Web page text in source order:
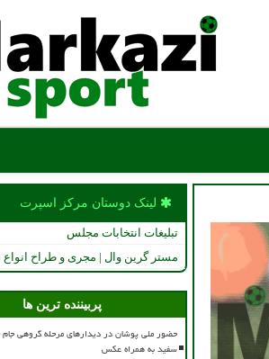
لینک دوستان مركز اسپرت
تبلیغات انتخابات مجلس
مستر گرین وال | مجری و طراح انواع
پربیننده ترین ها
حضور ملی پوشان در دیدارهای مرحله گروهی جام
سفید به همراه عکس